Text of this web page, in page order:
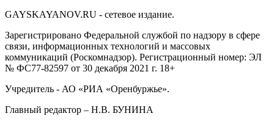
GAYSKAYANOV.RU - сетевое издание.
Зарегистрировано Федеральной службой по надзору в сфере
связи, информационных технологий и массовых
коммуникаций (Роскомнадзор). Регистрационный номер: ЭЛ
№ ФС77-82597 от 30 декабря 2021 г. 18+
Учредитель - АО «РИА «Оренбуржье».
Главный редактор – Н.В. БУНИНА